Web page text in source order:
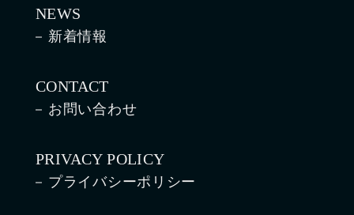
NEWS
新着情報
CONTACT
お問い合わせ
PRIVACY POLICY
プライバシーポリシー